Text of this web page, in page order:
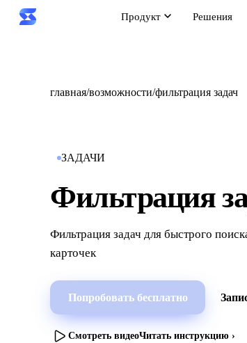
Продукт Решения
главная/возможности/фильтрация задач
ЗАДАЧИ
Фильтрация
Фильтрация задач для быстрого
карточек
Попробовать бесплатно
Смотреть видеоЧитать инструкцию ›